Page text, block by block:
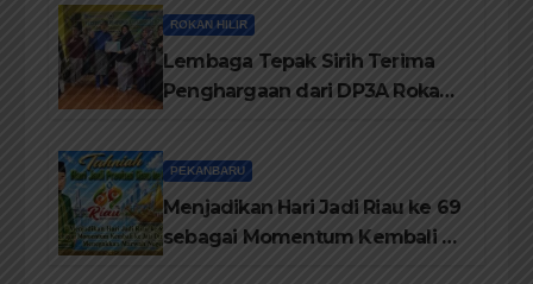
ROKAN HILIR
Lembaga Tepak Sirih Terima
Penghargaan dari DP3A Rokan
PEKANBARU
Menjadikan Hari Jadi Riau ke 69
sebagai Momentum Kembali ke